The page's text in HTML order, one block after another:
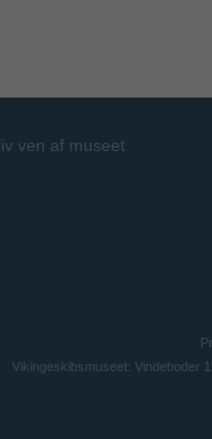
ven af museet
Vikingeskibsmuseet: Vindeboder